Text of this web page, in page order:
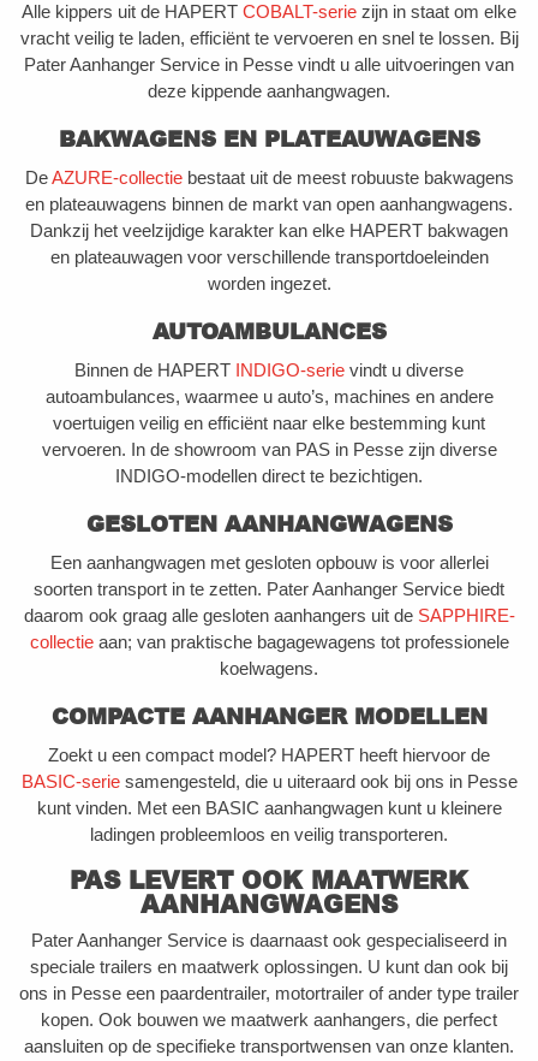
Alle kippers uit de HAPERT COBALT-serie zijn in staat om elke
vracht veilig te laden, efficiënt te vervoeren en snel te lossen. Bij
Pater Aanhanger Service in Pesse vindt u alle uitvoeringen van
deze kippende aanhangwagen.
BAKWAGENS EN PLATEAUWAGENS
DeAZURE-collectiebestaat uit de meest robuuste bakwagens
en plateauwagens binnen de markt van open aanhangwagens.
Dankzij het veelzijdige karakter kan elke HAPERT bakwagen
en plateauwagen voor verschillende transportdoeleinden
worden ingezet.
AUTOAMBULANCES
Binnen de HAPERT INDIGO-serie vindt u diverse
autoambulances, waarmee u auto’s, machines en andere
voertuigen veilig en efficiënt naar elke bestemming kunt
vervoeren. In de showroom van PAS in Pesse zijn diverse
INDIGO-modellen direct te bezichtigen.
GESLOTEN AANHANGWAGENS
Een aanhangwagen met gesloten opbouw is voor allerlei
soorten transport in te zetten. Pater Aanhanger Service biedt
daarom ook graag alle gesloten aanhangers uit de SAPPHIRE-
collectieaan; van praktische bagagewagens tot professionele
koelwagens.
COMPACTE AANHANGER MODELLEN
Zoekt u een compact model? HAPERT heeft hiervoor de
BASIC-seriesamengesteld, die u uiteraard ook bij ons in Pesse
kunt vinden. Met een BASIC aanhangwagen kunt u kleinere
ladingen probleemloos en veilig transporteren.
PAS LEVERT OOK MAATWERK
AANHANGWAGENS
Pater Aanhanger Service is daarnaast ook gespecialiseerd in
speciale trailers en maatwerk oplossingen. U kunt dan ook bij
ons in Pesse een paardentrailer, motortrailer of ander type trailer
kopen. Ook bouwen we maatwerk aanhangers, die perfect
aansluiten op de specifieke transportwensen van onze klanten.